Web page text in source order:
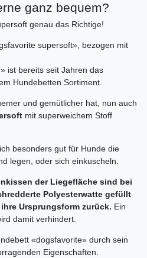
ganz bequem?
genau das Richtige!
supersoft», bezogen mit
ist bereits seit Jahren das
Hundebetten Sortiment.
und gemütlicher hat, nun auch
mit superweichem Stoff
besonders gut für Hunde die
legen, oder sich einkuscheln.
der Liegefläche sind bei
Polyesterwatte gefüllt
Ursprungsform zurück. Ein
damit verhindert.
«dogsfavorite» durch sein
Eigenschaften.